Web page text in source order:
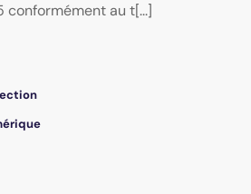
conformément au t[...]